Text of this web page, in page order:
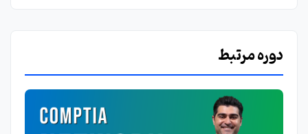
دوره مرتبط